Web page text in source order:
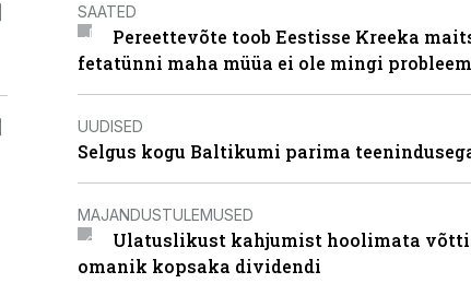
SAATED
Pereettevõte toob Eestisse Kreeka
fetatünni maha müüa ei ole mingi
UUDISED
Selgus kogu Baltikumi parima
MAJANDUSTULEMUSED
Ulatuslikust kahjumist hoolimata
omanik kopsaka dividendi